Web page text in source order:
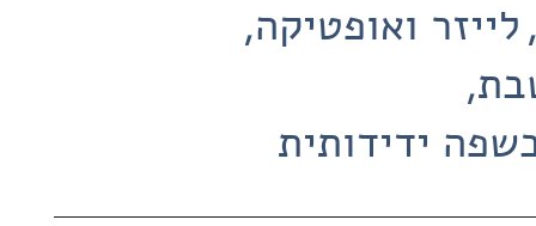
לייזר ואופטיקה
ידידותית